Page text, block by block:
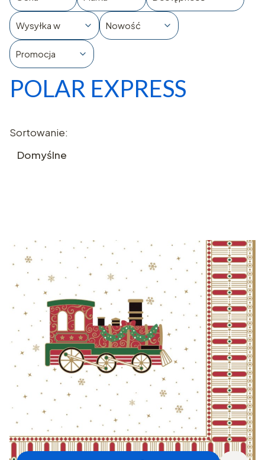
Wysyłka w Nowość
Promocja
Koniec filtrów
POLAR EXPRESS
Lista produktów
Sortowanie:
Domyślne